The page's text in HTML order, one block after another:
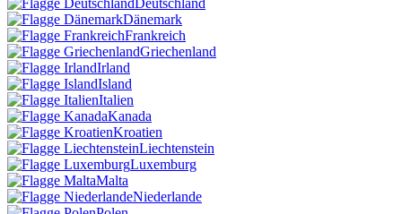
Deutschland
Dänemark
Frankreich
Griechenland
Irland
Island
Italien
Kanada
Kroatien
Liechtenstein
Luxemburg
Malta
Niederlande